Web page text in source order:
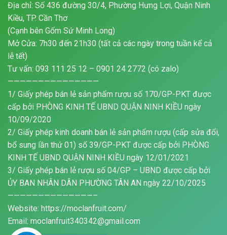
Địa chỉ: Số 436 đường 30/4, Phường Hưng Lợi, Quận Ninh
Kiều, TP. Cần Thơ
(Cạnh bên Gốm Sứ Minh Long)
Mở Cửa: 7h30 đến 21h30 (tất cả các ngày trong tuần kể cả
lễ tết)
Tư vấn: 093 111 25 12 – 0901 24 2772 (có zalo)
———————————————
1/ Giấy phép bán lẻ sản phẩm rượu số 170/GP-PKT được
cấp bởi PHÒNG KINH TẾ UBND QUẬN NINH KIỀU ngày
10/09/2020
2/ Giấy phép kinh doanh bán lẻ sản phẩm rượu (cấp sửa đổi,
bổ sung lần thứ 01) số 39/GP-PKT được cấp bởi PHÒNG
KINH TẾ UBND QUẬN NINH KIỀU ngày 12/01/2021
3/ Giấy phép bán lẻ rượu số 04/GP – UBND được cấp bởi
ỦY BAN NHÂN DÂN PHƯỜNG TÂN AN ngày 22/10/2025
——————————————–
Website: https://moclanfruit.com/
Email: moclanfruit340342@gmail.com